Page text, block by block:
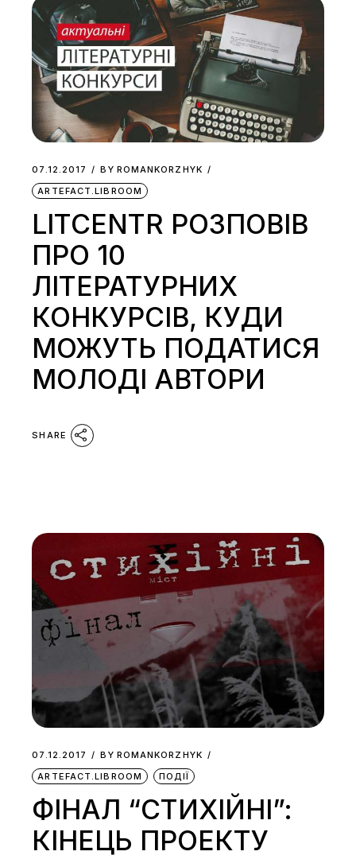
07.12.2017 BY ROMANKORZHYK
ARTEFACT.LIBROOM
LITCENTR РОЗПОВІВ
ПРО 10
ЛІТЕРАТУРНИХ
КОНКУРСІВ, КУДИ
МОЖУТЬ ПОДАТИСЯ
МОЛОДІ АВТОРИ
SHARE
07.12.2017 BY ROMANKORZHYK
ARTEFACT.LIBROOM
ПОДІЇ
ФІНАЛ “СТИХІЙНІ”:
КІНЕЦЬ ПРОЕКТУ